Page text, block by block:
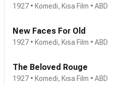
1927 • Komedi, Kısa Film • ABD
New Faces For Old
1927 • Komedi, Kısa Film • ABD
The Beloved Rouge
1927 • Komedi, Kısa Film • ABD